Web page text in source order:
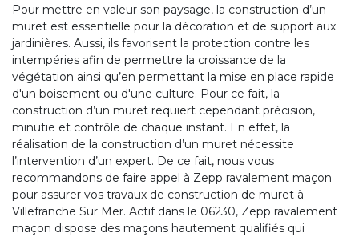
Pour mettre en valeur son paysage, la construction d’un
muret est essentielle pour la décoration et de support aux
jardinières. Aussi, ils favorisent la protection contre les
intempéries afin de permettre la croissance de la
végétation ainsi qu’en permettant la mise en place rapide
d'un boisement ou d'une culture. Pour ce fait, la
construction d’un muret requiert cependant précision,
minutie et contrôle de chaque instant. En effet, la
réalisation de la construction d’un muret nécessite
l’intervention d’un expert. De ce fait, nous vous
recommandons de faire appel à Zepp ravalement maçon
pour assurer vos travaux de construction de muret à
Villefranche Sur Mer. Actif dans le 06230, Zepp ravalement
maçon dispose des maçons hautement qualifiés qui